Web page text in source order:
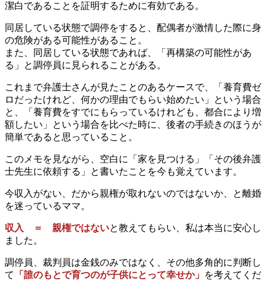
潔白であることを証明するために有効である。
同居している状態で調停をすると、配偶者が激情した際に身
の危険がある可能性があること。
また、同居している状態であれば、「再構築の可能性があ
る」と調停員に見られることがある。
これまで弁護士さんが見たことのあるケースで、「養育費ゼ
ロだったけれど、何かの理由でもらい始めたい」という場合
と、「養育費をすでにもらっているけれども、都合により増
額したい」という場合を比べた時に、後者の手続きのほうが
簡単であると思っていること。
このメモを見ながら、空白に「家を見つける」「その後弁護
士先生に依頼する」と書いたことを今も覚えています。
今収入がない、だから親権が取れないのではないか、と離婚
を迷っているママ。
収入 ＝ 親権ではないと教えてもらい、私は本当に安心し
ました。
調停員、裁判員は金銭のみではなく、その他多角的に判断し
て
「誰のもとで育つのが子供にとって幸せか」 を考えてくだ